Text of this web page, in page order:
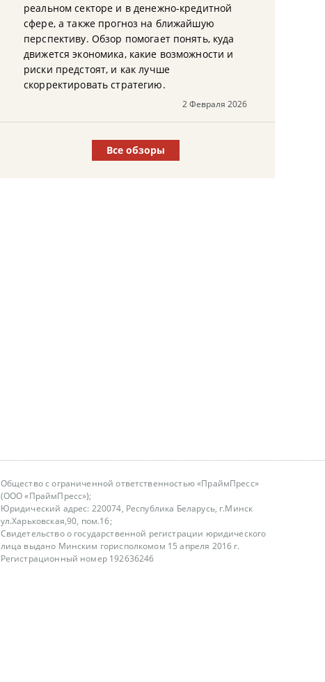
реальном секторе и в денежно-кредитной
сфере, а также прогноз на ближайшую
перспективу. Обзор помогает понять, куда
движется экономика, какие возможности и
риски предстоят, и как лучше
скорректировать стратегию.
2 Февраля 2026
Все обзоры
Общество с ограниченной ответственностью «ПраймПресс»
(ООО «ПраймПресс»);
Юридический адрес: 220074, Республика Беларусь, г.Минск
ул.Харьковская,90, пом.16;
Свидетельство о государственной регистрации юридического
лица выдано Минским горисполкомом 15 апреля 2016 г.
Регистрационный номер 192636246